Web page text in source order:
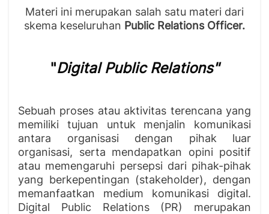
Materi ini merupakan salah satu materi dari
skema keseluruhan Public Relations Officer.
"Digital Public Relations"
Sebuah proses atau aktivitas terencana yang
memiliki tujuan untuk menjalin komunikasi
antara organisasi dengan pihak luar
organisasi, serta mendapatkan opini positif
atau memengaruhi persepsi dari pihak-pihak
yang berkepentingan (stakeholder), dengan
memanfaatkan medium komunikasi digital.
Digital Public Relations (PR) merupakan